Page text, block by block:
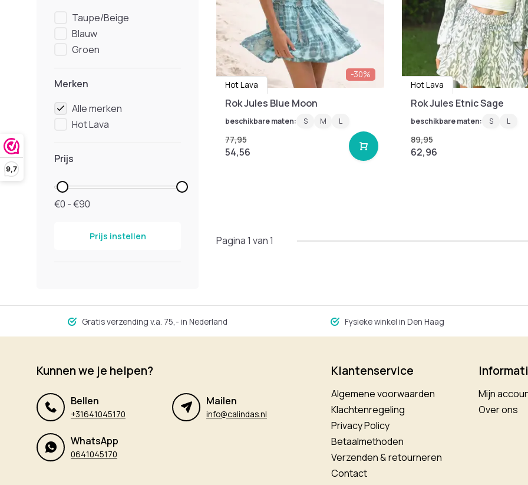
9,7
Taupe/Beige
Blauw
Groen
Merken
Alle merken
Hot Lava
Prijs
€0 - €90
Prijs instellen
-30%
Hot Lava
Rok Jules Blue Moon
beschikbare maten: S M L
77,95
54,56
Hot Lava
Rok Jules Etnic Sage
beschikbare maten: S L
89,95
62,96
Pagina 1 van 1
Gratis verzending v.a. 75,- in Nederland Fysieke winkel in Den Haag
Kunnen we je helpen?
Bellen
+31641045170
Mailen
info@calindas.nl
WhatsApp
0641045170
Klantenservice
Algemene voorwaarden
Klachtenregeling
Privacy Policy
Betaalmethoden
Verzenden & retourneren
Contact
Mijn
Over ons